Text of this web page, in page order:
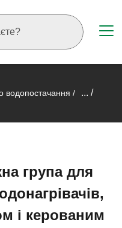
водопостачання / ... /
група для
і керованим